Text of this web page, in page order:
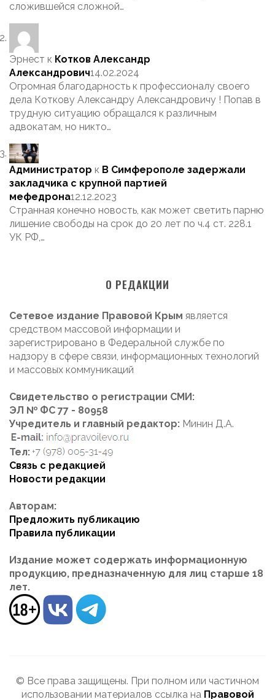
сложившейся сложной…
Эрнест к Котков Александр
Александрович14.02.2024
Огромная благодарность к профессионалу своего
дела Коткову Александру Александровичу ! Попав в
трудную ситуацию обращался к различным
адвокатам, но никто…
Администратор к В Симферополе задержали
закладчика с крупной партией
мефедрона12.12.2023
Странная конечно новость, как может светить парню
лишение свободы на срок до 20 лет по ч.4 ст. 228.1
УК РФ,…
О РЕДАКЦИИ
Сетевое издание Правовой Крым является
средством массовой информации и
зарегистрировано в Федеральной службе по
надзору в сфере связи, информационных технологий
и массовых коммуникаций
Свидетельство о регистрации СМИ:
ЭЛ № ФС 77 - 80958
Учредитель и главный редактор: Минин Д.А.
Тел:
Связь с редакцией
Новости редакции
Авторам:
Предложить публикацию
Правила публикации
Издание может содержать информационную
продукцию, предназначенную для лиц старше 18
лет.
© Все права защищены. При полном или частичном
использовании материалов ссылка на Правовой